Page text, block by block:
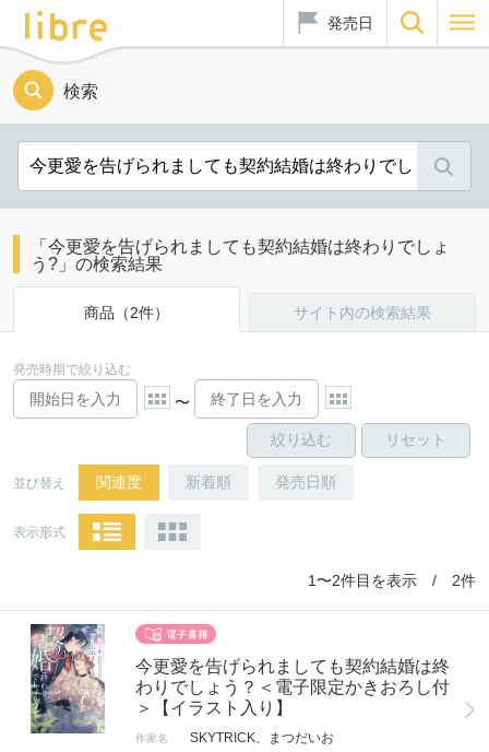
発売日
検索
「今更愛を告げられましても契約結婚は終わりでしょ
う?」の検索結果
商品（2件） サイト内の検索結果
発売時期で絞り込む
〜
並び替え 関連度 新着順 発売日順
表示形式
1〜2件目を表示 / 2件
今更愛を告げられましても契約結婚は終
わりでしょう？＜電子限定かきおろし付
＞【イラスト入り】
作家名 SKYTRICK、まつだいお